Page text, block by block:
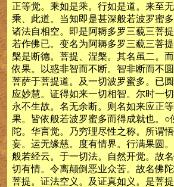
正等觉。乘如是乘。行如是道。来至
乘、此道。当知即是甚深般若波罗蜜多
诸法自相空。即是阿耨多罗三藐三菩
若作佛已。变名为阿耨多罗三藐三菩
槃是断德。菩提、涅槃。其名虽二。
依果。以惑非智而不断。智非断而不圆
菩萨于菩提道。及一切波罗蜜多。已
应妙慧。证得如来一切相智。尔时一
永不生故。名无余断。则名如来应正
果。皆依般若波罗蜜多而得成就也。○
陀。华言觉。乃穷理尽性之称。所谓
妄。运无缘慈。度有情界。行满果圆
般若经云。于一切法。自然开觉。故
切有情。令离颠倒恶业众苦。故名佛
菩提。证法空义。及证真如义。是菩